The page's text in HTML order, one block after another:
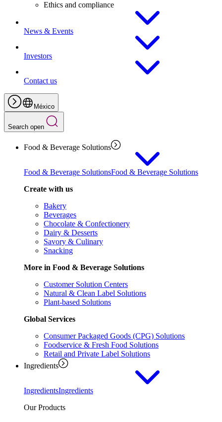
Ethics and compliance
News & Events
Investors
Contact us
México
Search open
Food & Beverage Solutions
Food & Beverage SolutionsFood & Beverage Solutions
Create with us
Bakery
Beverages
Chocolate & Confectionery
Dairy & Desserts
Savory & Culinary
Snacking
More in Food & Beverage Solutions
Customer Solution Centers
Natural & Clean Label Solutions
Plant-based Solutions
Global Services
Consumer Packaged Goods (CPG) Solutions
Foodservice & Fresh Food Solutions
Retail and Private Label Solutions
Ingredients
IngredientsIngredients
Our Products